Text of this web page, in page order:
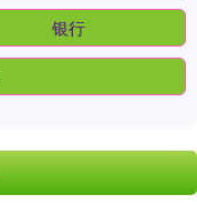
银行